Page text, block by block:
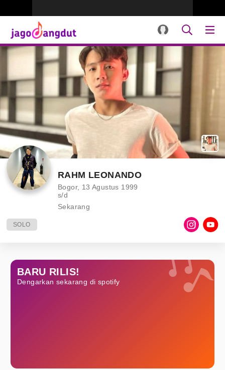
RAHM LEONANDO
Bogor, 13 Agustus 1999
s/d
Sekarang
SOLO
BARU RILIS!
Dengarkan sekarang di spotify